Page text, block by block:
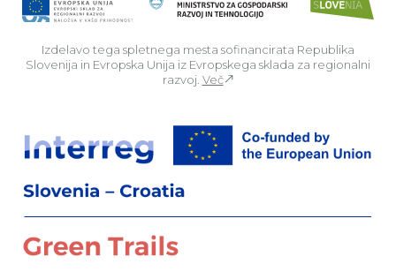
Izdelavo tega spletnega mesta sofinancirata Republika
Slovenija in Evropska Unija iz Evropskega sklada za regionalni
razvoj. Več